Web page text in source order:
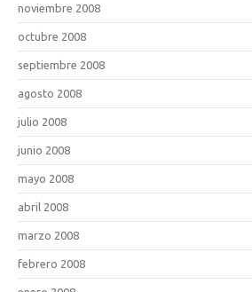
noviembre 2008
octubre 2008
septiembre 2008
agosto 2008
julio 2008
junio 2008
mayo 2008
abril 2008
marzo 2008
febrero 2008